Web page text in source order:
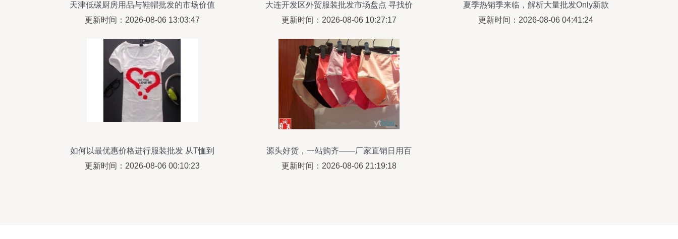
天津低碳厨房用品与鞋帽批发的市场价值
与投资分析
更新时间：2026-08-06 13:03:47
大连开发区外贸服装批发市场盘点 寻找价
位合理的服装与日用百货
更新时间：2026-08-06 10:27:17
夏季热销季来临，解析大量批发Only新款
短裤的商机
更新时间：2026-08-06 04:41:24
如何以最优惠价格进行服装批发 从T恤到
鞋帽的一站式采购指南
更新时间：2026-08-06 00:10:23
源头好货，一站购齐——厂家直销日用百
货、针织品、服装批发零售
更新时间：2026-08-06 21:19:18